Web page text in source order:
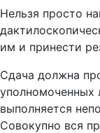
Нельзя просто
им и принести
Сдача должна
уполномоченных
выполняется
Совокупно вся